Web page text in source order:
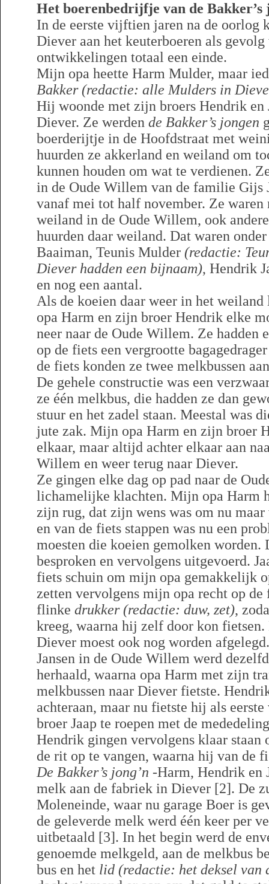
Het boerenbedrijfje van de Bakker’s
In de eerste vijftien jaren na de oorlog
Diever aan het keuterboeren als
ontwikkelingen totaal een einde.
Mijn opa heette Harm Mulder, maar
Bakker (redactie: alle Mulders in
Hij woonde met zijn broers Hendrik en
Diever. Ze werden de Bakker’s jongen
boerderijtje in de Hoofdstraat met
huurden ze akkerland en weiland om
kunnen houden om wat te verdienen.
in de Oude Willem van de familie Gijs
vanaf mei tot half november. Ze waren
weiland in de Oude Willem, ook
huurden daar weiland. Dat waren
Baaiman, Teunis Mulder (redactie:
Diever hadden een bijnaam), Hendrik
en nog een aantal.
Als de koeien daar weer in het
opa Harm en zijn broer Hendrik elke
neer naar de Oude Willem. Ze hadden
op de fiets een vergrootte
de fiets konden ze twee melkbussen
De gehele constructie was een
ze één melkbus, die hadden ze dan
stuur en het zadel staan. Meestal was
jute zak. Mijn opa Harm en zijn broer
elkaar, maar altijd achter elkaar aan
Willem en weer terug naar Diever.
Ze gingen elke dag op pad naar de
lichamelijke klachten. Mijn opa Harm
zijn rug, dat zijn wens was om nu
en van de fiets stappen was nu een
moesten die koeien gemolken worden.
besproken en vervolgens uitgevoerd.
fiets schuin om mijn opa gemakkelijk
zetten vervolgens mijn opa recht op de
flinke drukker (redactie: duw, zet),
kreeg, waarna hij zelf door kon fietsen.
Diever moest ook nog worden
Jansen in de Oude Willem werd
herhaald, waarna opa Harm met zijn
melkbussen naar Diever fietste.
achteraan, maar nu fietste hij als
broer Jaap te roepen met de
Hendrik gingen vervolgens klaar
de rit op te vangen, waarna hij van de
De Bakker’s jong’n -Harm, Hendrik en
melk aan de fabriek in Diever [2]. De
Moleneinde, waar nu garage Boer is
de geleverde melk werd één keer per
uitbetaald [3]. In het begin werd de
genoemde melkgeld, aan de melkbus
bus en het lid (redactie: het deksel van